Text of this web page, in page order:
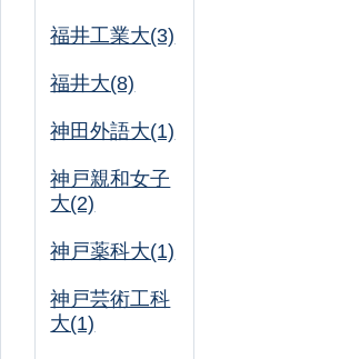
福井工業大(3)
福井大(8)
神田外語大(1)
神戸親和女子
大(2)
神戸薬科大(1)
神戸芸術工科
大(1)